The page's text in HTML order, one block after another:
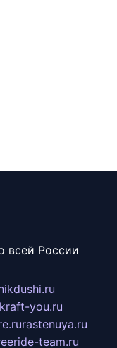
всей России
kraft-you.ru
rastenuya.ru
team.ru